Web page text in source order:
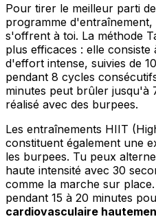
Pour tirer le meilleur parti
programme d'entraînement,
s'offrent à toi. La méthode
plus efficaces : elle
d'effort intense, suivies de
pendant 8 cycles
minutes peut brûler jusqu'à
réalisé avec des burpees.
Les entraînements HIIT
constituent également une
les burpees. Tu peux
haute intensité avec 30
comme la marche sur
pendant 15 à 20 minutes
cardiovasculaire